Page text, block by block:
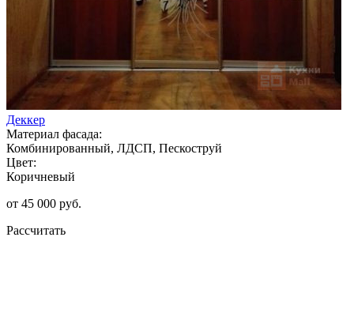
Деккер
Материал фасада:
Комбинированный, ЛДСП, Пескоструй
Цвет:
Коричневый
от 45 000 руб.
Рассчитать